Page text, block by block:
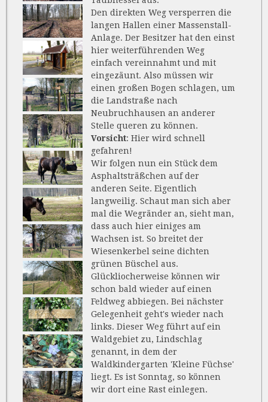
Den direkten Weg versperren die
langen Hallen einer Massenstall-
Anlage. Der Besitzer hat den einst
hier weiterführenden Weg
einfach vereinnahmt und mit
eingezäunt. Also müssen wir
einen großen Bogen schlagen, um
die Landstraße nach
Neubruchhausen an anderer
Stelle queren zu können.
Vorsicht: Hier wird schnell
gefahren!
Wir folgen nun ein Stück dem
Asphaltsträßchen auf der
anderen Seite. Eigentlich
langweilig. Schaut man sich aber
mal die Wegränder an, sieht man,
dass auch hier einiges am
Wachsen ist. So breitet der
Wiesenkerbel seine dichten
grünen Büschel aus.
Glückliocherweise können wir
schon bald wieder auf einen
Feldweg abbiegen. Bei nächster
Gelegenheit geht's wieder nach
links. Dieser Weg führt auf ein
Waldgebiet zu, Lindschlag
genannt, in dem der
Waldkindergarten 'Kleine Füchse'
liegt. Es ist Sonntag, so können
wir dort eine Rast einlegen.